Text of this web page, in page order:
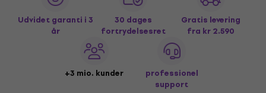
Udvidet garanti i 3
år
30 dages
fortrydelsesret
Gratis levering
fra kr 2.590
+3 mio. kunder
professionel
support